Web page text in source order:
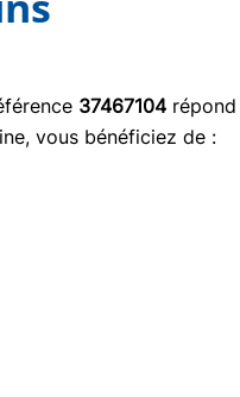
37467104
vous bénéficiez de :